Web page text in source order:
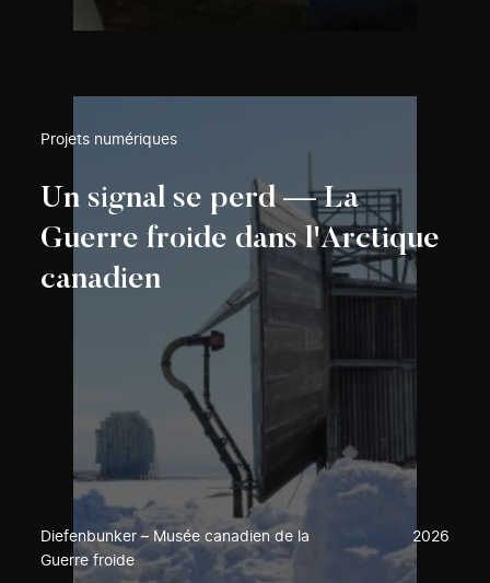
Projets numériques
Un signal se perd — La
Guerre froide dans l'Arctique
canadien
Diefenbunker – Musée canadien de la
Guerre froide
2026